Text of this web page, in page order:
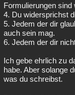
Formulierungen sind
4. Du widersprichst
5. Jedem der dir
auch sein mag.
6. Jedem der dir
Ich gebe ehrlich zu
habe. Aber solange
was du schreibst.